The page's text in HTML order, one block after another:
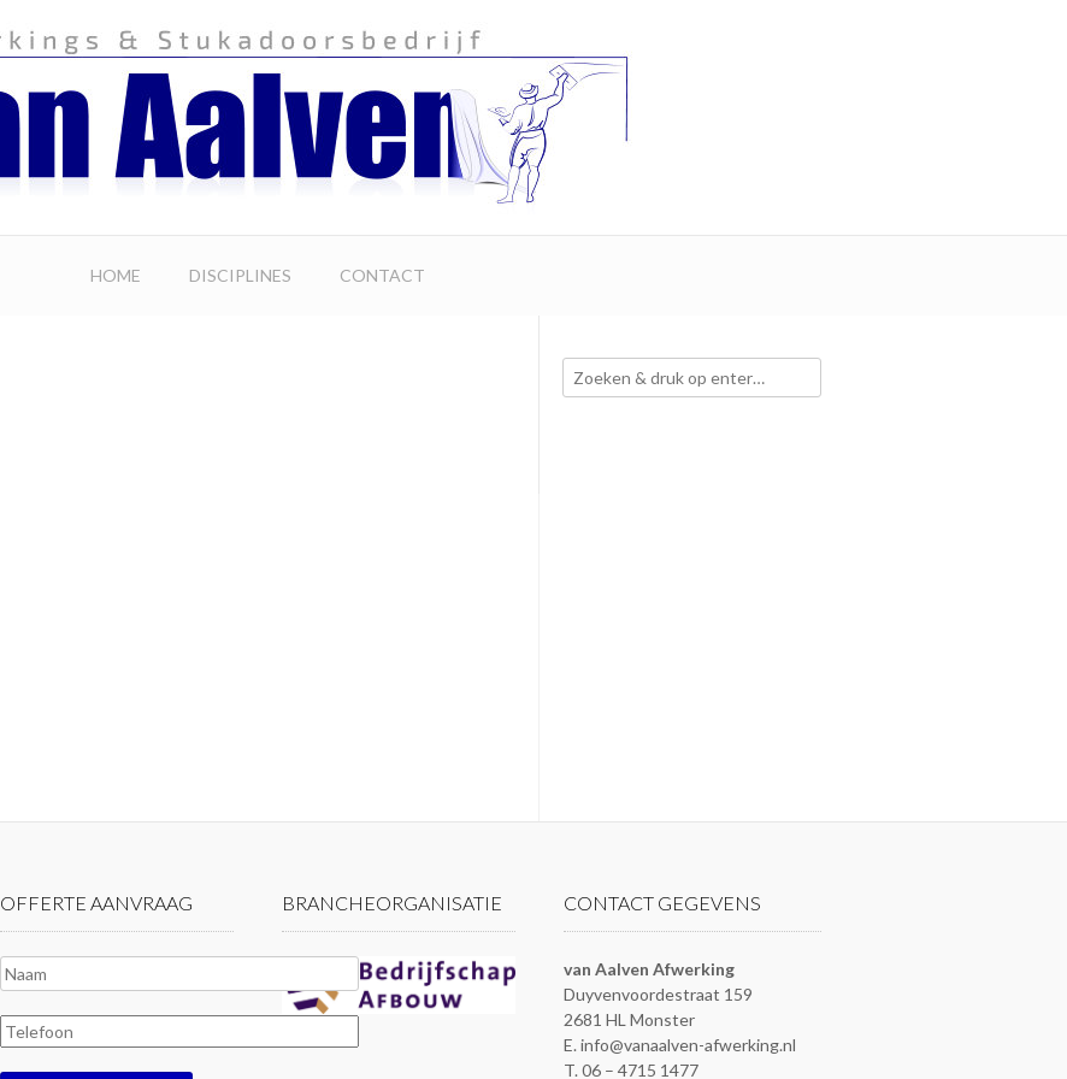
HOME DISCIPLINES CONTACT
OFFERTE AANVRAAG BRANCHEORGANISATIE CONTACT GEGEVENS
van Aalven Afwerking
Duyvenvoordestraat 159
2681 HL Monster
E. info@vanaalven-afwerking.nl
T. 06 – 4715 1477